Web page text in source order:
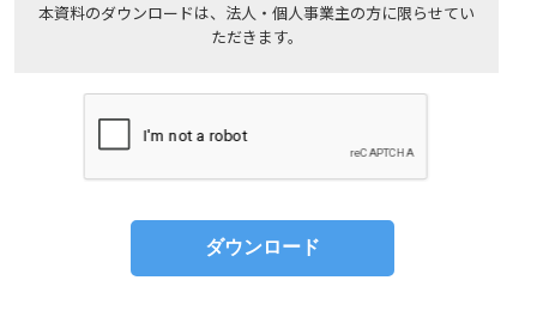
本資料のダウンロードは、法人・個人事業主の方に限らせてい
ただきます。